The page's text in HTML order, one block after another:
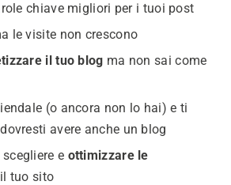
chiave migliori per i tuoi post
le visite non crescono
il tuo blog ma non sai come
(o ancora non lo hai) e ti
avere anche un blog
e ottimizzare le
tuo sito